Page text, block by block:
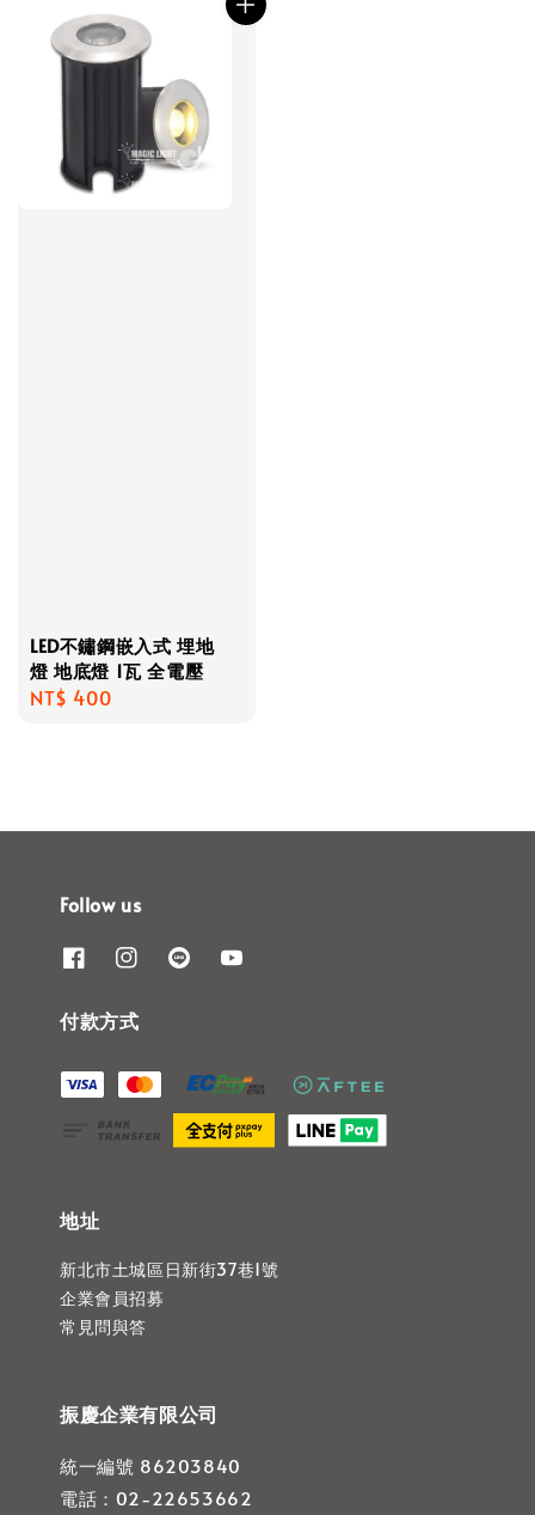
LED不鏽鋼嵌入式 埋地
燈 地底燈 1瓦 全電壓
Regular
NT$ 400
Follow us
付款方式
地址
新北市土城區日新街37巷1號
企業會員招募
常見問與答
振慶企業有限公司
統一編號 86203840
電話：02-22653662